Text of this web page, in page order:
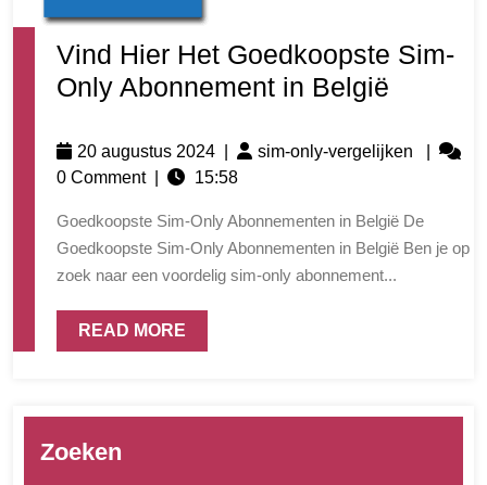
Vind Hier Het Goedkoopste Sim-
Only Abonnement in België
20 augustus 2024 sim-only-vergelijken
0 Comment
15:58
Goedkoopste Sim-Only Abonnementen in België De
Goedkoopste Sim-Only Abonnementen in België Ben je op
zoek naar een voordelig sim-only abonnement...
READ MORE
Zoeken